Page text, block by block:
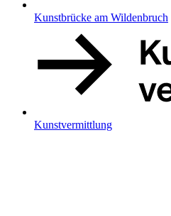
Kunstbrücke am Wildenbruch
Kunstvermittlung